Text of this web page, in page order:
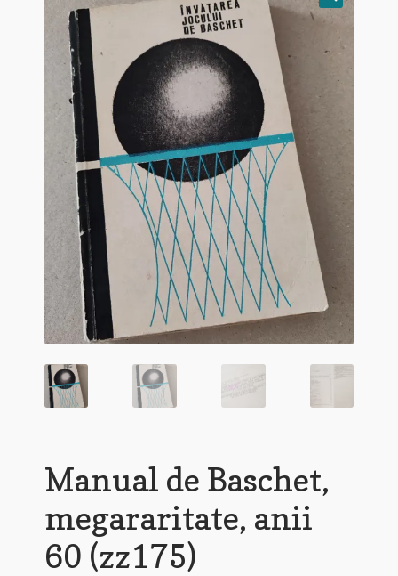
Manual de Baschet,
megararitate, anii
60 (zz175)